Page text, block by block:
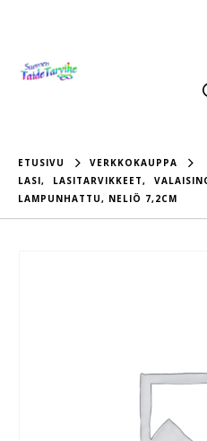
ETUSIVU
VERKKOKAUPPA
LASI, LASITARVIKKEET,
LAMPUNHATTU, NELIÖ 7,2CM